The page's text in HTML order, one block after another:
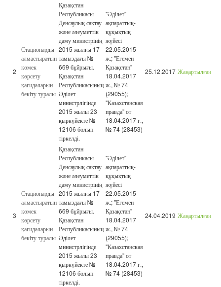
2
Стационарды
алмастыратын
көмек
көрсету
қағидаларын
бекіту туралы
Қазақстан
Республикасы
Денсаулық сақтау
және әлеуметтік
даму министрінің
2015 жылғы 17
тамыздағы №
669 бұйрығы.
Қазақстан
Республикасының
Әділет
министрлігінде
2015 жылы 23
қыркүйекте №
12106 болып
тіркелді.
"Әділет"
ақпараттық-
құқықтық
жүйесі
22.05.2015
ж.; "Егемен
Қазақстан"
18.04.2017
ж., № 74
(29055);
"Казахстанская
правда" от
18.04.2017 г.,
№ 74 (28453)
25.12.2017 Жаңартылған
3
Стационарды
алмастыратын
көмек
көрсету
қағидаларын
бекіту туралы
Қазақстан
Республикасы
Денсаулық сақтау
және әлеуметтік
даму министрінің
2015 жылғы 17
тамыздағы №
669 бұйрығы.
Қазақстан
Республикасының
Әділет
министрлігінде
2015 жылы 23
қыркүйекте №
12106 болып
тіркелді.
"Әділет"
ақпараттық-
құқықтық
жүйесі
22.05.2015
ж.; "Егемен
Қазақстан"
18.04.2017
ж., № 74
(29055);
"Казахстанская
правда" от
18.04.2017 г.,
№ 74 (28453)
24.04.2019 Жаңартылған